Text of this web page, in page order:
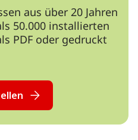
aus über 20 Jahren
50.000 installierten
PDF oder gedruckt